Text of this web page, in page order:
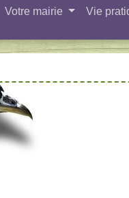
Votre mairie Vie